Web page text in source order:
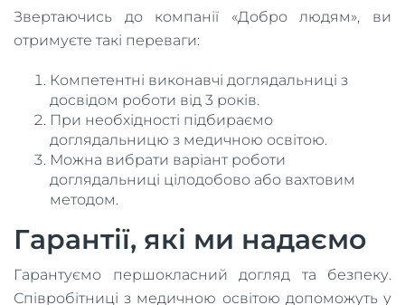
Звертаючись до компанії «Добро людям», ви
отримуєте такі переваги:
Компетентні виконавчі доглядальниці з
досвідом роботи від 3 років.
При необхідності підбираємо
доглядальницю з медичною освітою.
Можна вибрати варіант роботи
доглядальниці цілодобово або вахтовим
методом.
Гарантії, які ми надаємо
Гарантуємо першокласний догляд та безпеку.
Співробітниці з медичною освітою допоможуть у